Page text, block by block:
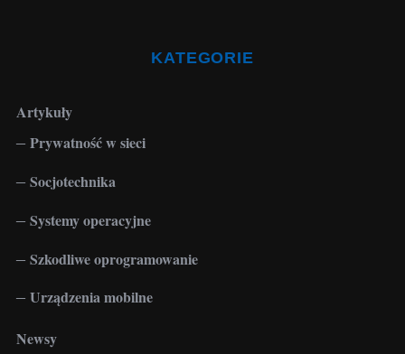
KATEGORIE
Artykuły
Prywatność w sieci
Socjotechnika
Systemy operacyjne
Szkodliwe oprogramowanie
Urządzenia mobilne
Newsy